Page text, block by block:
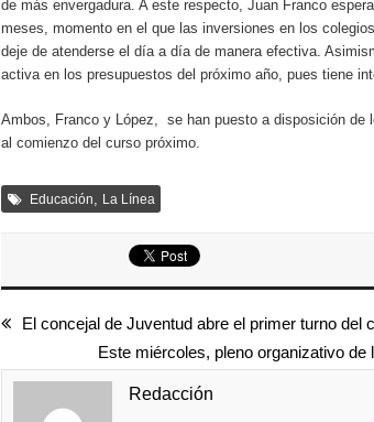
de más envergadura. A este respecto, Juan Franco
meses, momento en el que las inversiones en los
deje de atenderse el día a día de manera efectiva.
activa en los presupuestos del próximo año, pues tiene
Ambos, Franco y López, se han puesto a disposición
al comienzo del curso próximo.
Educación, La Línea
El concejal de Juventud abre el primer turno del
Este miércoles, pleno organizativo
Redacción